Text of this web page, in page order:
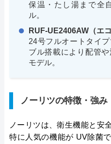
保温・たし湯まで全
ル。
RUF-UE2406AW（エ
24号フルオートタイ
ブル搭載により配管
モデル。
ノーリツの特徴・強み
ノーリツは、衛生機能と安
特に人気の機能が UV除菌